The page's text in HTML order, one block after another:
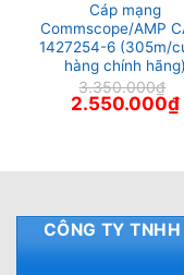
Cáp mạng
Commscope/AMP
1427254-6 (305m/
hàng chính hãng)
3.350.000₫
Giá
gốc
2.550.000₫
CÔNG TY